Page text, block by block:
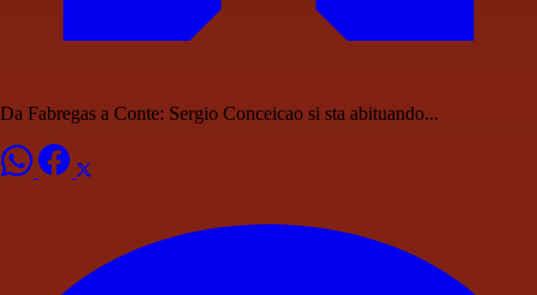
Da Fabregas a Conte: Sergio Conceicao si sta abituando...